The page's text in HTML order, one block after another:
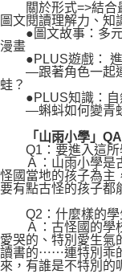
關於形式=>結合
圖文閱讀理解力、知
●圖文故事：多元
漫畫
●PLUS遊戲： 進
—跟著角色一起連
蛙？
●PLUS知識：自
—蝌蚪如何變青蛙
「山雨小學」QA
Q1：要進入這所
Ａ：山雨小學是古
怪國當地的孩子為主
要有點古怪的孩子都
Q2：什麼樣的學
Ａ：古怪國的學校
愛哭的、特別愛生氣
讀書的⋯⋯連特別乖
來，有誰是不特別的